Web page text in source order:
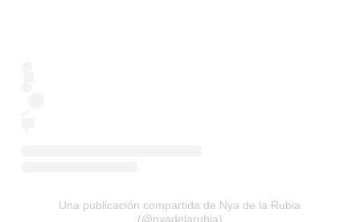
Una publicación compartida de Nya de la Rubia
(@nyadelarubia)